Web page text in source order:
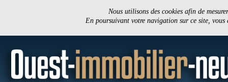
Nous utilisons des cookies afin de
En poursuivant votre navigation sur ce site,